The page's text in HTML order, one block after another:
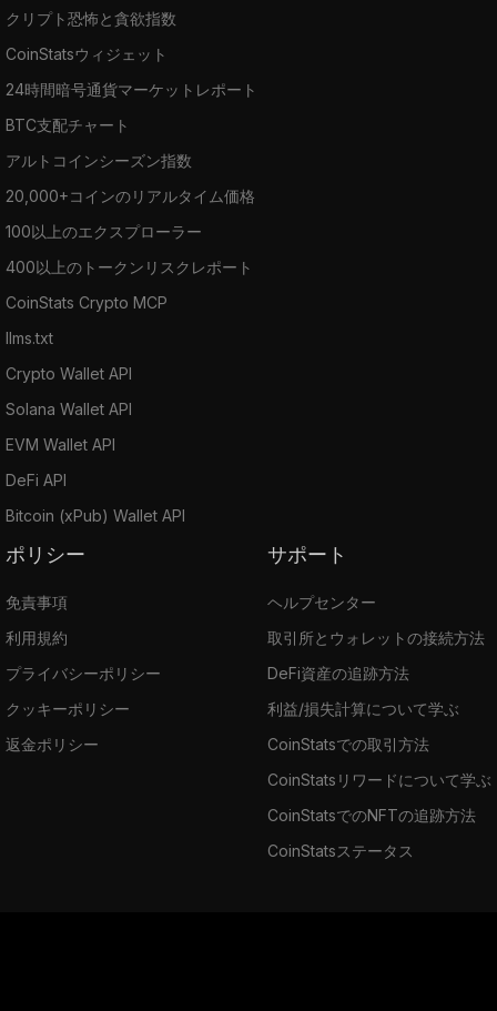
クリプト恐怖と貪欲指数
CoinStatsウィジェット
24時間暗号通貨マーケットレポート
BTC支配チャート
アルトコインシーズン指数
20,000+コインのリアルタイム価格
100以上のエクスプローラー
400以上のトークンリスクレポート
CoinStats Crypto MCP
llms.txt
Crypto Wallet API
Solana Wallet API
EVM Wallet API
DeFi API
Bitcoin (xPub) Wallet API
ポリシー
免責事項
利用規約
プライバシーポリシー
クッキーポリシー
返金ポリシー
サポート
ヘルプセンター
取引所とウォレットの接続方法
DeFi資産の追跡方法
利益/損失計算について学ぶ
CoinStatsでの取引方法
CoinStatsリワードについて学ぶ
CoinStatsでのNFTの追跡方法
CoinStatsステータス